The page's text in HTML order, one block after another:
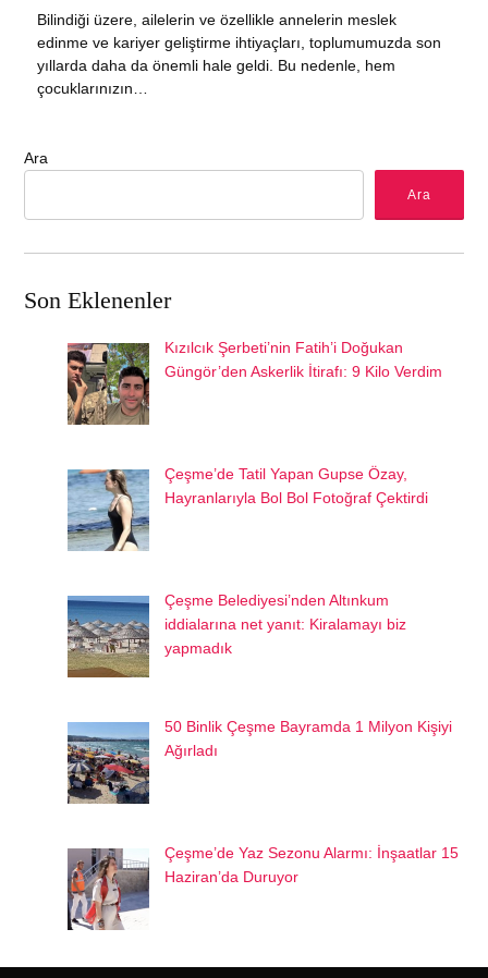
Bilindiği üzere, ailelerin ve özellikle annelerin meslek
edinme ve kariyer geliştirme ihtiyaçları, toplumumuzda son
yıllarda daha da önemli hale geldi. Bu nedenle, hem
çocuklarınızın…
Ara
Ara
Son Eklenenler
Kızılcık Şerbeti’nin Fatih’i Doğukan
Güngör’den Askerlik İtirafı: 9 Kilo Verdim
Çeşme’de Tatil Yapan Gupse Özay,
Hayranlarıyla Bol Bol Fotoğraf Çektirdi
Çeşme Belediyesi’nden Altınkum
iddialarına net yanıt: Kiralamayı biz
yapmadık
50 Binlik Çeşme Bayramda 1 Milyon Kişiyi
Ağırladı
Çeşme’de Yaz Sezonu Alarmı: İnşaatlar 15
Haziran’da Duruyor